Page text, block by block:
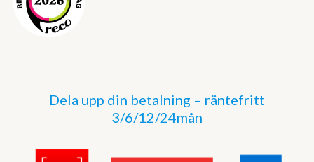
Dela upp din betalning – räntefritt
3/6/12/24mån